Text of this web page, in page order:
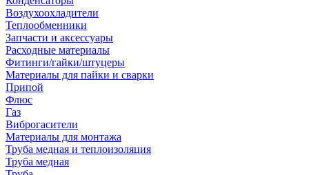
Воздухоохладители
Теплообменники
Запчасти и аксессуары
Расходные материалы
Фитинги/гайки/штуцеры
Материалы для пайки и сварки
Припой
Флюс
Газ
Виброгасители
Материалы для монтажа
Труба медная и теплоизоляция
Труба медная